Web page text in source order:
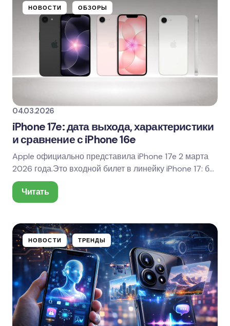
НОВОСТИ ОБЗОРЫ
04.03.2026
iPhone 17e: дата выхода, характеристики
и сравнение с iPhone 16e
Apple официально представила iPhone 17e 2 марта
2026 года.Это входной билет в линейку iPhone 17: без
профессиональных излишеств, но с…
Читать
НОВОСТИ ТРЕНДЫ